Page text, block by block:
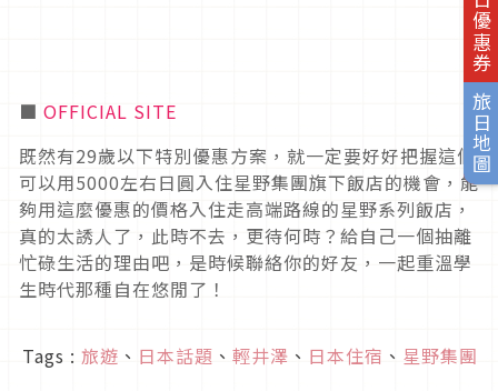
旅日地圖
■ OFFICIAL SITE
既然有29歲以下特別優惠方案，就一定要好好把握這個
可以用5000左右日圓入住星野集團旗下飯店的機會，能
夠用這麼優惠的價格入住走高端路線的星野系列飯店，
真的太誘人了，此時不去，更待何時？給自己一個抽離
忙碌生活的理由吧，是時候聯絡你的好友，一起重溫學
生時代那種自在悠閒了！
Tags : 旅遊 、 日本話題 、 輕井澤 、 日本住宿 、 星野集團